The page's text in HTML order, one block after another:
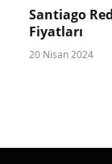
Santiago
Fiyatları
20 Nisan 2024